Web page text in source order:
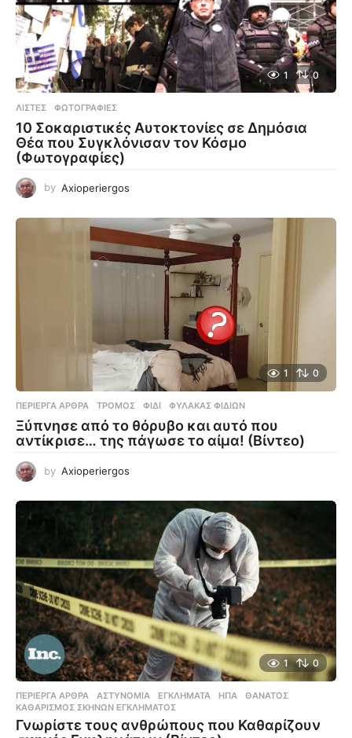
1 0
ΛΊΣΤΕΣ ,ΦΩΤΟΓΡΑΦΊΕΣ
10 Σοκαριστικές Αυτοκτονίες σε Δημόσια
Θέα που Συγκλόνισαν τον Κόσμο
(Φωτογραφίες)
by Axioperiergos
1 0
ΠΕΡΊΕΡΓΑ ΆΡΘΡΑ ΤΡΌΜΟΣ ,ΦΊΔΙ ,ΦΎΛΑΚΑΣ ΦΙΔΙΏΝ
Ξύπνησε από το θόρυβο και αυτό που
αντίκρισε… της πάγωσε το αίμα! (Βίντεο)
by Axioperiergos
1 0
ΠΕΡΊΕΡΓΑ ΆΡΘΡΑ ΑΣΤΥΝΟΜΊΑ ,ΕΓΚΛΉΜΑΤΑ ,ΗΠΑ ,ΘΆΝΑΤΟΣ
ΚΑΘΑΡΙΣΜΌΣ ΣΚΗΝΏΝ ΕΓΚΛΉΜΑΤΟΣ
Γνωρίστε τους ανθρώπους που Καθαρίζουν